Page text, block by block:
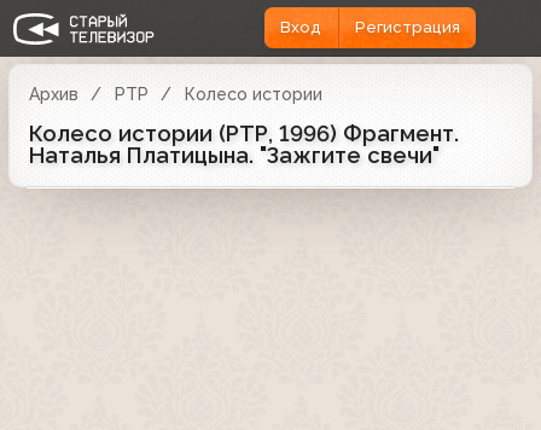
Вход Регистрация
Архив РТР Колесо истории
Колесо истории (РТР, 1996) Фрагмент.
Наталья Платицына. "Зажгите свечи"